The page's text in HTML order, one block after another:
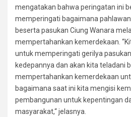
mengatakan bahwa peringatan ini
memperingati bagaimana pahlawan
beserta pasukan Ciung Wanara
mempertahankan kemerdekaan.
untuk memperingati gerilya
kedepannya dan akan kita teladani
mempertahankan kemerdekaan
bagaimana saat ini kita mengisi
pembangunan untuk kepentingan
masyarakat,“ jelasnya.